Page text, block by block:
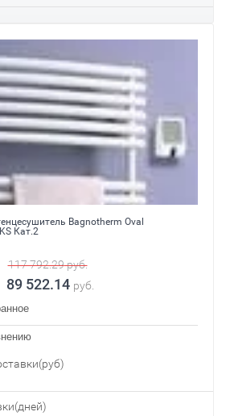
Bagnotherm Oval
Кат.2
117 792.29руб.
89 522.14 руб.